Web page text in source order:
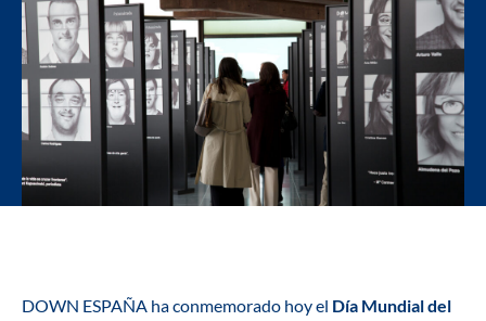
DOWN ESPAÑA ha conmemorado hoy el Día Mundial del